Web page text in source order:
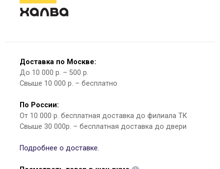
Доставка по Москве:
До 10 000 р. – 500 р.
Свыше 10 000 р. – бесплатно
По России:
От 10 000 р. бесплатная доставка до филиала ТК
Свыше 30 000р. – бесплатная доставка до двери
Подробнее о доставке.